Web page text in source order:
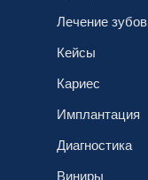
Лечение зубов
Кейсы
Кариес
Имплантация
Диагностика
Виниры